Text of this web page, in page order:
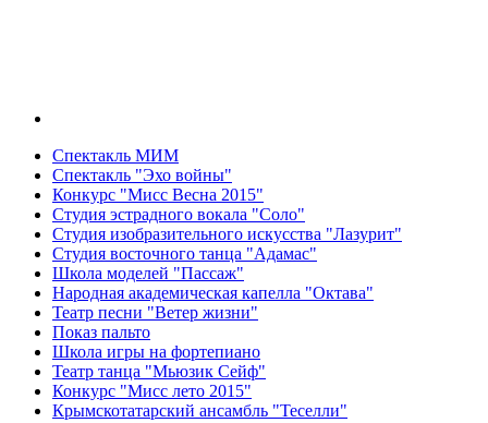
Спектакль МИМ
Спектакль "Эхо войны"
Конкурс "Мисс Весна 2015"
Студия эстрадного вокала "Соло"
Студия изобразительного искусства "Лазурит"
Студия восточного танца "Адамас"
Школа моделей "Пассаж"
Народная академическая капелла "Октава"
Театр песни "Ветер жизни"
Показ пальто
Школа игры на фортепиано
Театр танца "Мьюзик Сейф"
Конкурс "Мисс лето 2015"
Крымскотатарский ансамбль "Теселли"